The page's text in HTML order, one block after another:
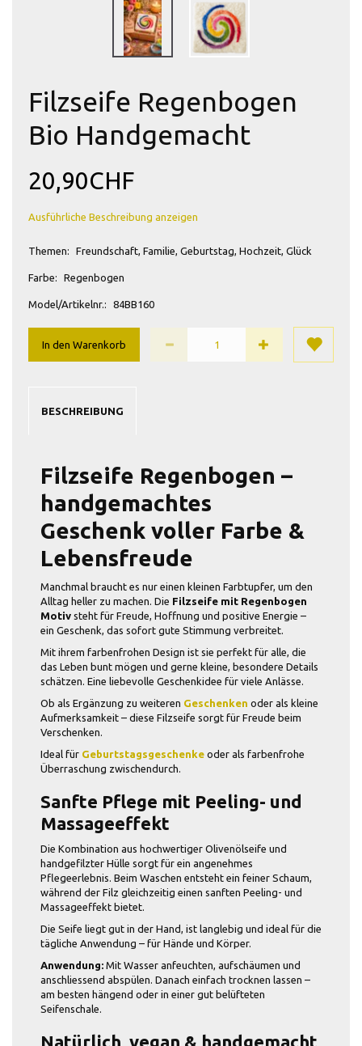
Filzseife Regenbogen
Bio Handgemacht
20,90CHF
Ausführliche Beschreibung anzeigen
Themen: Freundschaft, Familie, Geburtstag, Hochzeit, Glück
Farbe: Regenbogen
Model/Artikelnr.: 84BB160
In den Warenkorb
BESCHREIBUNG
Filzseife Regenbogen –
handgemachtes
Geschenk voller Farbe &
Lebensfreude
Manchmal braucht es nur einen kleinen Farbtupfer, um den
Alltag heller zu machen. Die Filzseife mit Regenbogen
Motiv steht für Freude, Hoffnung und positive Energie –
ein Geschenk, das sofort gute Stimmung verbreitet.
Mit ihrem farbenfrohen Design ist sie perfekt für alle, die
das Leben bunt mögen und gerne kleine, besondere Details
schätzen. Eine liebevolle Geschenkidee für viele Anlässe.
Ob als Ergänzung zu weiteren Geschenken oder als kleine
Aufmerksamkeit – diese Filzseife sorgt für Freude beim
Verschenken.
Ideal für Geburtstagsgeschenke oder als farbenfrohe
Überraschung zwischendurch.
Sanfte Pflege mit Peeling- und
Massageeffekt
Die Kombination aus hochwertiger Olivenölseife und
handgefilzter Hülle sorgt für ein angenehmes
Pflegeerlebnis. Beim Waschen entsteht ein feiner Schaum,
während der Filz gleichzeitig einen sanften Peeling- und
Massageeffekt bietet.
Die Seife liegt gut in der Hand, ist langlebig und ideal für die
tägliche Anwendung – für Hände und Körper.
Anwendung: Mit Wasser anfeuchten, aufschäumen und
anschliessend abspülen. Danach einfach trocknen lassen –
am besten hängend oder in einer gut belüfteten
Seifenschale.
Natürlich, vegan & handgemacht